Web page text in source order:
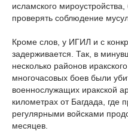
исламского
проверять соблюдение
Кроме слов, у ИГИЛ и с
задерживается. Так, в
несколько районов
многочасовых боев были
военнослужащих иракской
километрах от Багдада, где
регулярными войсками
месяцев.